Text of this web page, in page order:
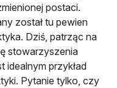
postaci.
został tu pewien
Dziś, patrząc na
stowarzyszenia
idealnym przykład
Pytanie tylko, czy